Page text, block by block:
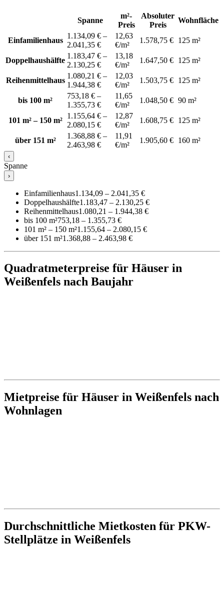
Spanne
m²-
Preis
Absoluter
Preis
Wohnfläche
Einfamilienhaus
1.134,09 € –
2.041,35 €
12,63
€/m²
1.578,75 € 125 m²
Doppelhaushälfte
1.183,47 € –
2.130,25 €
13,18
€/m²
1.647,50 € 125 m²
Reihenmittelhaus
1.080,21 € –
1.944,38 €
12,03
€/m²
1.503,75 € 125 m²
bis 100 m²
753,18 € –
1.355,73 €
11,65
€/m²
1.048,50 € 90 m²
101 m² – 150 m²
1.155,64 € –
2.080,15 €
12,87
€/m²
1.608,75 € 125 m²
über 151 m²
1.368,88 € –
2.463,98 €
11,91
€/m²
1.905,60 € 160 m²
‹
Spanne
›
Einfamilienhaus1.134,09 – 2.041,35 €
Doppelhaushälfte1.183,47 – 2.130,25 €
Reihenmittelhaus1.080,21 – 1.944,38 €
bis 100 m²753,18 – 1.355,73 €
101 m² – 150 m²1.155,64 – 2.080,15 €
über 151 m²1.368,88 – 2.463,98 €
Quadratmeterpreise für Häuser in
Weißenfels nach Baujahr
Mietpreise für Häuser in Weißenfels nach
Wohnlagen
Durchschnittliche Mietkosten für PKW-
Stellplätze in Weißenfels